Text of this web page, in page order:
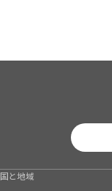
国と地域